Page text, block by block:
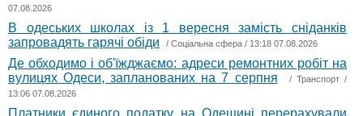
07.08.2026
В одеських школах із 1 вересня замість сніданків
запровадять гарячі обіди
/ Соціальна сфера / 13:18 07.08.2026
Де обходимо і об'їжджаємо: адреси ремонтних робіт на
вулицях Одеси, запланованих на 7 серпня
/ Транспорт/
13:06 07.08.2026
Платники єдиного податку на Одещині перерахували